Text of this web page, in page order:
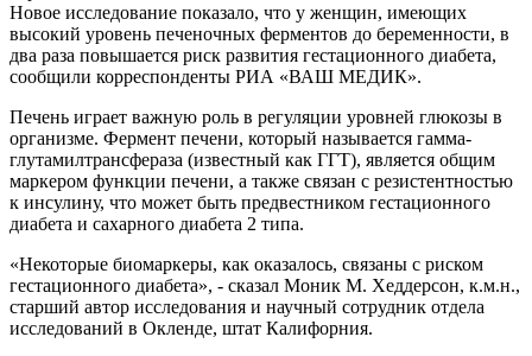
Новое исследование показало, что у женщин, имеющих
высокий уровень печеночных ферментов до беременности, в
два раза повышается риск развития гестационного диабета,
сообщили корреспонденты РИА «ВАШ МЕДИК».
Печень играет важную роль в регуляции уровней глюкозы в
организме. Фермент печени, который называется гамма-
глутамилтрансфераза (известный как ГГТ), является общим
маркером функции печени, а также связан с резистентностью
к инсулину, что может быть предвестником гестационного
диабета и сахарного диабета 2 типа.
«Некоторые биомаркеры, как оказалось, связаны с риском
гестационного диабета», - сказал Моник М. Хеддерсон, к.м.н.,
старший автор исследования и научный сотрудник отдела
исследований в Окленде, штат Калифорния.